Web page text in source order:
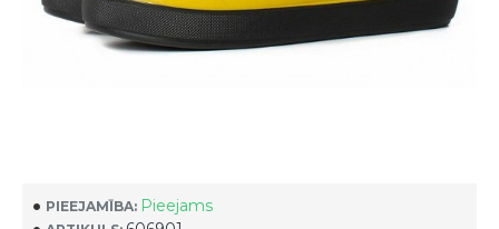
PIEEJAMĪBA: Pieejams